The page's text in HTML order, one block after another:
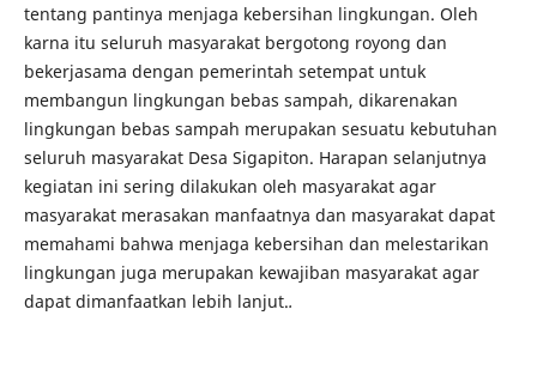
tentang pantinya menjaga kebersihan lingkungan. Oleh
karna itu seluruh masyarakat bergotong royong dan
bekerjasama dengan pemerintah setempat untuk
membangun lingkungan bebas sampah, dikarenakan
lingkungan bebas sampah merupakan sesuatu kebutuhan
seluruh masyarakat Desa Sigapiton. Harapan selanjutnya
kegiatan ini sering dilakukan oleh masyarakat agar
masyarakat merasakan manfaatnya dan masyarakat dapat
memahami bahwa menjaga kebersihan dan melestarikan
lingkungan juga merupakan kewajiban masyarakat agar
dapat dimanfaatkan lebih lanjut..